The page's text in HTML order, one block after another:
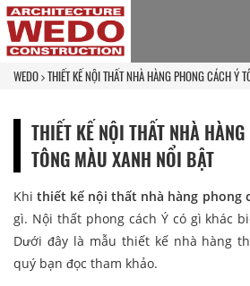
WEDO THIẾT KẾ NỘI THẤT NHÀ HÀNG PHONG CÁCH Ý
THIẾT KẾ NỘI THẤT NHÀ
TÔNG MÀU XANH NỔI BẬT
Khithiết kế nội thất nhà hàng phong
gì. Nội thất phong cách Ý có gì khác
Dưới đây là mẫu thiết kế nhà hàng
quý bạn đọc tham khảo.